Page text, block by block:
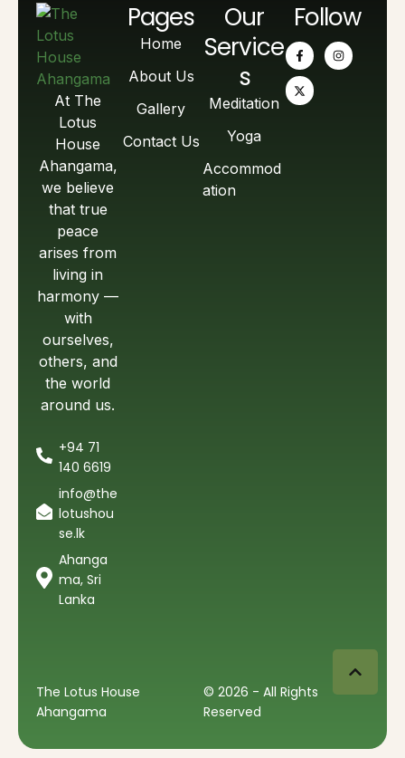
At The
Lotus
House
Ahangama,
we believe
that true
peace
arises from
living in
harmony —
with
ourselves,
others, and
the world
around us.
+94 71
140 6619
info@the
lotushou
se.lk
Ahanga
ma, Sri
Lanka
Pages
Home
About Us
Gallery
Contact Us
Our
Service
s
Meditation
Yoga
Accommod
ation
Follow
The Lotus House
Ahangama
© 2026 - All Rights
Reserved